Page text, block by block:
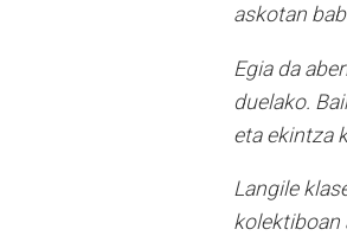
askotan
Egia da
duelako.
eta ekintza
Langile
kolektiboan